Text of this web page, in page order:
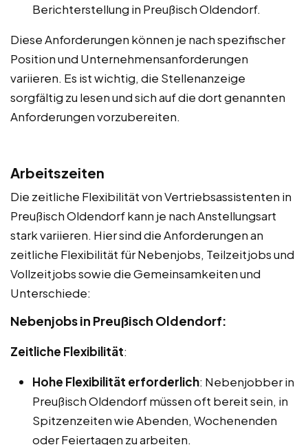
Berichterstellung in Preußisch Oldendorf.
Diese Anforderungen können je nach spezifischer
Position und Unternehmensanforderungen
variieren. Es ist wichtig, die Stellenanzeige
sorgfältig zu lesen und sich auf die dort genannten
Anforderungen vorzubereiten.
Arbeitszeiten
Die zeitliche Flexibilität von Vertriebsassistenten in
Preußisch Oldendorf kann je nach Anstellungsart
stark variieren. Hier sind die Anforderungen an
zeitliche Flexibilität für Nebenjobs, Teilzeitjobs und
Vollzeitjobs sowie die Gemeinsamkeiten und
Unterschiede:
Nebenjobs in Preußisch Oldendorf:
Zeitliche Flexibilität:
Hohe Flexibilität erforderlich: Nebenjobber in
Preußisch Oldendorf müssen oft bereit sein, in
Spitzenzeiten wie Abenden, Wochenenden
oder Feiertagen zu arbeiten.